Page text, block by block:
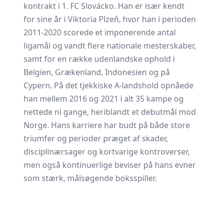
kontrakt i 1. FC Slovácko. Han er især kendt
for sine år i Viktoria Plzeň, hvor han i perioden
2011-2020 scorede et imponerende antal
ligamål og vandt flere nationale mesterskaber,
samt for en række udenlandske ophold i
Belgien, Grækenland, Indonesien og på
Cypern. På det tjekkiske A-landshold opnåede
han mellem 2016 og 2021 i alt 35 kampe og
nettede ni gange, heriblandt et debutmål mod
Norge. Hans karriere har budt på både store
triumfer og perioder præget af skader,
disciplinærsager og kortvarige kontroverser,
men også kontinuerlige beviser på hans evner
som stærk, målsøgende boksspiller.